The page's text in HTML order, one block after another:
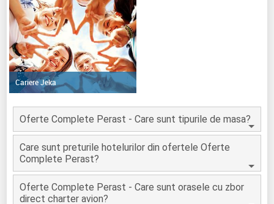
Cariere Jeka
Oferte Complete Perast - Care sunt tipurile de masa?
Care sunt preturile hotelurilor din ofertele Oferte
Complete Perast?
Oferte Complete Perast - Care sunt orasele cu zbor
direct charter avion?